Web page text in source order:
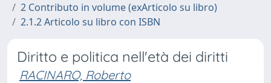
2 Contributo in volume (exArticolo su libro)
2.1.2 Articolo su libro con ISBN
Diritto e politica nell'età dei diritti
RACINARO, Roberto